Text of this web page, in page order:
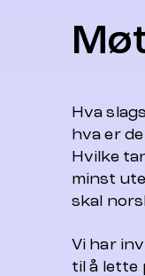
Hva
hva er
Hvilke
minst
skal
Vi har
til å lette